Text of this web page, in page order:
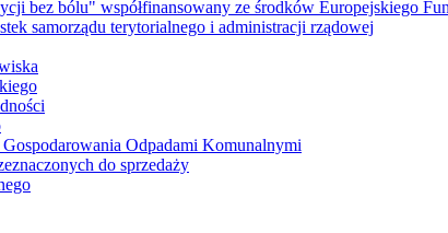
bez bólu" współfinansowany ze środków Europejskiego
samorządu terytorialnego i administracji rządowej
Odpadami Komunalnymi
do sprzedaży